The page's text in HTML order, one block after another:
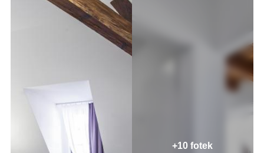
+10 fotek